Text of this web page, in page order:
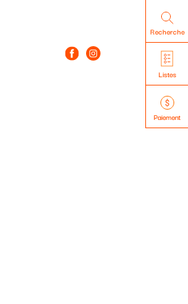
Recherche
Listes
Paiement